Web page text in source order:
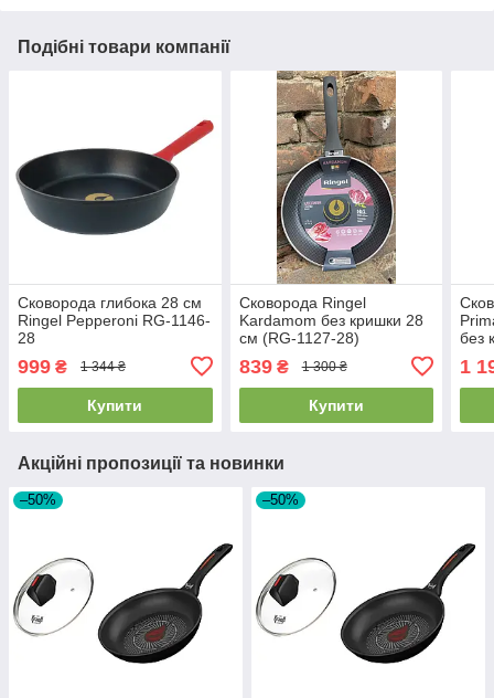
Подібні товари компанії
Сковорода глибока 28 см
Ringel Pepperoni RG-1146-
28
999 ₴ 1 344 ₴
Купити
Сковорода Ringel
Kardamom без кришки 28
см (RG-1127-28)
839₴ 1 300 ₴
Купити
без
1
Акційні пропозиції та новинки
–50% –50%